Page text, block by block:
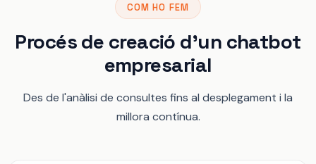
COM HO FEM
Procés de creació d'un chatbot
empresarial
Des de l'anàlisi de consultes fins al desplegament i la
millora contínua.